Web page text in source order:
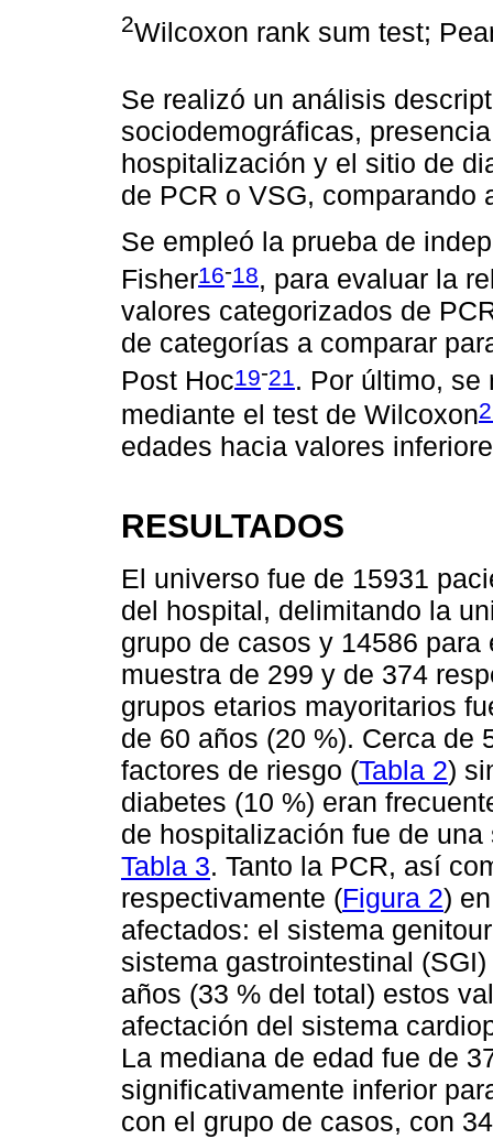
2Wilcoxon rank sum test;
Se realizó un análisis
sociodemográficas,
hospitalización y el sitio de
de PCR o VSG, comparando
Se empleó la prueba de
Fisher16-18, para evaluar la
valores categorizados de
de categorías a comparar
Post Hoc19-21 . Por último, se
mediante el test de Wilcoxon
edades hacia valores
RESULTADOS
El universo fue de 15931
del hospital, delimitando la
grupo de casos y 14586
muestra de 299 y de 374
grupos etarios mayoritarios
de 60 años (20 %). Cerca de
factores de riesgo (Tabla 2)
diabetes (10 %) eran
de hospitalización fue de
Tabla 3. Tanto la PCR, así
respectivamente (Figura 2)
afectados: el sistema
sistema gastrointestinal (SGI)
años (33 % del total) estos
afectación del sistema
La mediana de edad fue de
significativamente inferior
con el grupo de casos, con